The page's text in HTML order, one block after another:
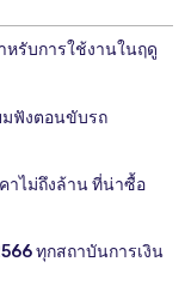
หรับการใช้งานในฤดู
ฟังตอนขับรถ
าไม่ถึงล้าน ที่น่าซื้อ
ทุกสถาบันการเงิน